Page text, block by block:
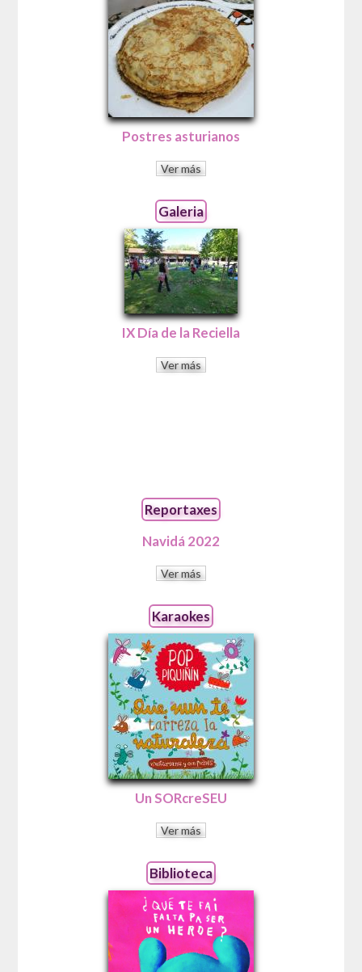
Postres asturianos
Ver más
Galeria
IX Día de la Reciella
Ver más
Reportaxes
Navidá 2022
Ver más
Karaokes
Un SORcreSEU
Ver más
Biblioteca